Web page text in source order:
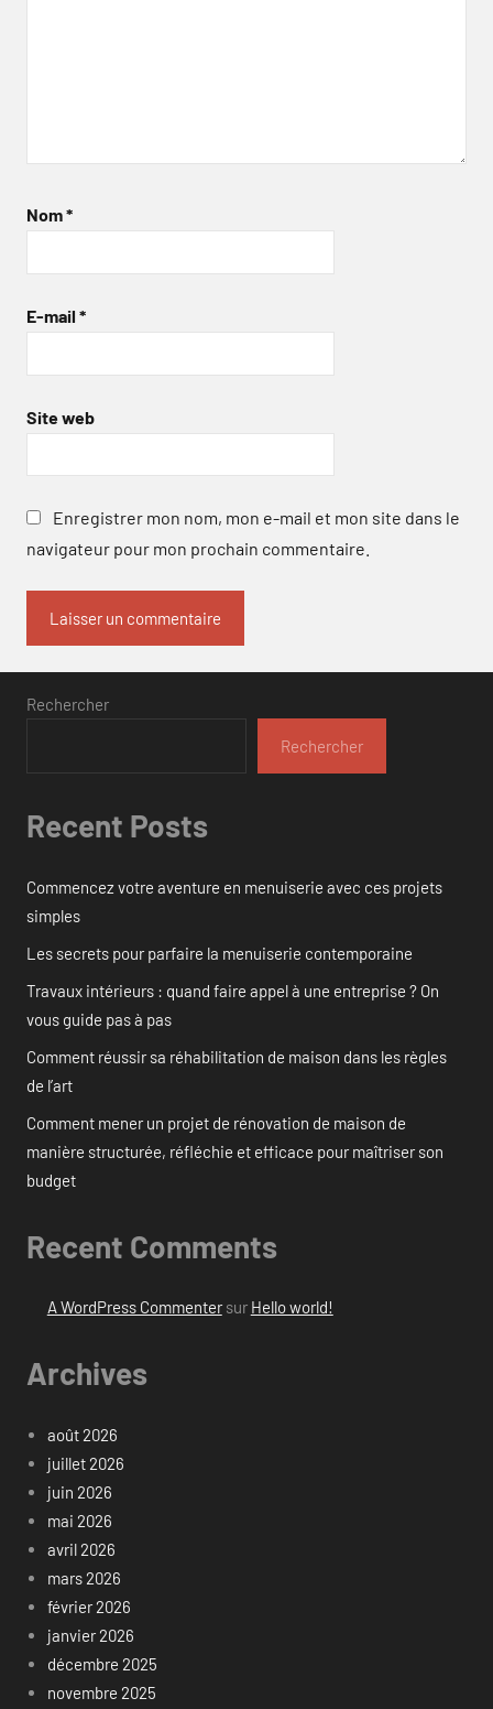
Nom*
E-mail *
Site web
Enregistrer mon nom, mon e-mail et mon site dans le
navigateur pour mon prochain commentaire.
Rechercher
Rechercher
Recent Posts
Commencez votre aventure en menuiserie avec ces projets
simples
Les secrets pour parfaire la menuiserie contemporaine
Travaux intérieurs : quand faire appel à une entreprise ? On
vous guide pas à pas
Comment réussir sa réhabilitation de maison dans les règles
de l’art
Comment mener un projet de rénovation de maison de
manière structurée, réfléchie et efficace pour maîtriser son
budget
Recent Comments
A WordPress Commentersur Hello world!
Archives
août 2026
juillet 2026
juin 2026
mai 2026
avril 2026
mars 2026
février 2026
janvier 2026
décembre 2025
novembre 2025